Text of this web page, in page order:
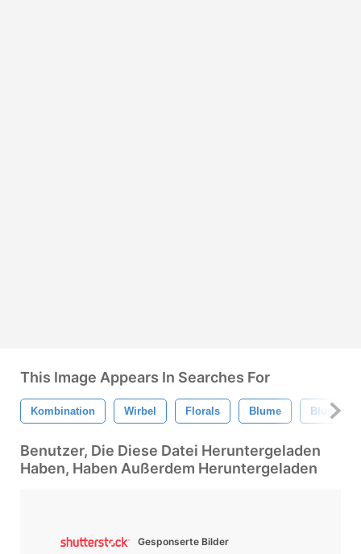
This Image Appears In Searches For
Kombination Wirbel Florals Blume Blumen-
Benutzer, Die Diese Datei Heruntergeladen
Haben, Haben Außerdem Heruntergeladen
Gesponserte Bilder